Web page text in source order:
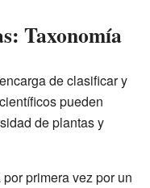
Taxonomía
de clasificar y
pueden
de plantas y
primera vez por un